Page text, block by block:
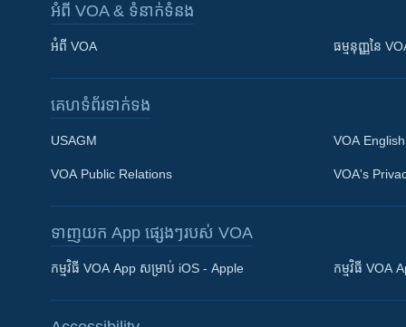
Khmer English
អំពី​ VOA & ទំនាក់ទំនង
អំពី​ VOA ធម្មនុញ្ញ​នៃ
គេហទំព័រ​​ទាក់ទង
USAGM
VOA Public Relations
VOA English
VOA's
ទាញយក​ App ផ្សេងៗ​របស់​ VOA
កម្មវិធី​ VOA App សម្រាប់ iOS - Apple កម្មវិធី​ VOA